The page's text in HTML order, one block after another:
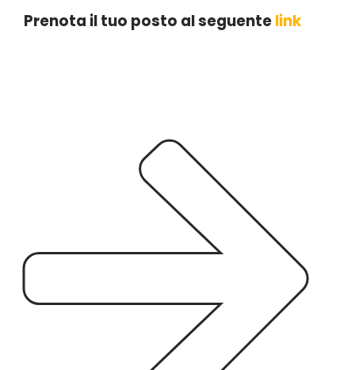
Prenota il tuo posto al seguentelink